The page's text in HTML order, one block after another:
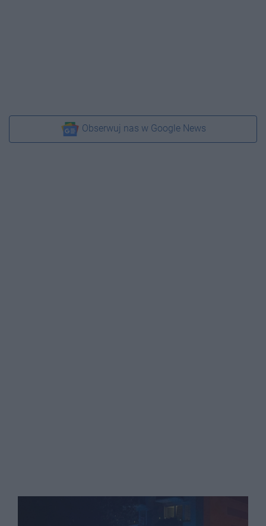
Obserwuj nas w Google News